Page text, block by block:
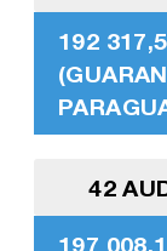
192
42
197